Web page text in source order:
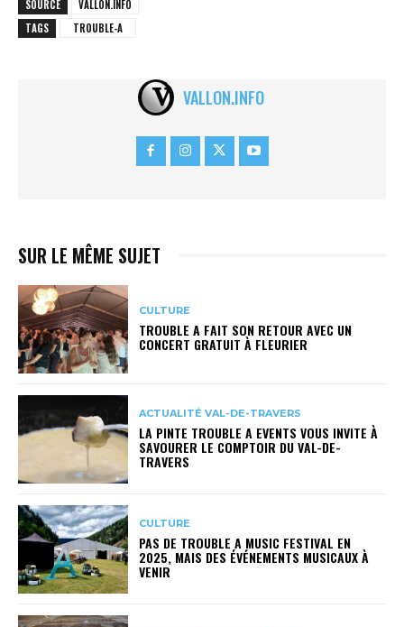
SOURCE
VALLON.INFO
TAGS
TROUBLE-A
VALLON.INFO
SUR LE MÊME SUJET
CULTURE
TROUBLE A FAIT SON RETOUR AVEC UN
CONCERT GRATUIT À FLEURIER
ACTUALITÉ VAL-DE-TRAVERS
LA PINTE TROUBLE A EVENTS VOUS INVITE À
SAVOURER LE COMPTOIR DU VAL-DE-
TRAVERS
CULTURE
PAS DE TROUBLE A MUSIC FESTIVAL EN
2025, MAIS DES ÉVÉNEMENTS MUSICAUX À
VENIR